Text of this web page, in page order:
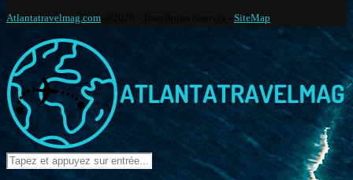
Atlantatravelmag.com SiteMap